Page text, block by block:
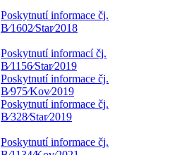
Poskytnutí informace čj.
B⁄1602⁄Star⁄2018
Poskytnutí informací čj.
B⁄1156⁄Star⁄2019
Poskytnutí informace čj.
B⁄975⁄Kov⁄2019
Poskytnutí informace čj.
B⁄328⁄Star⁄2019
Poskytnutí informace čj.